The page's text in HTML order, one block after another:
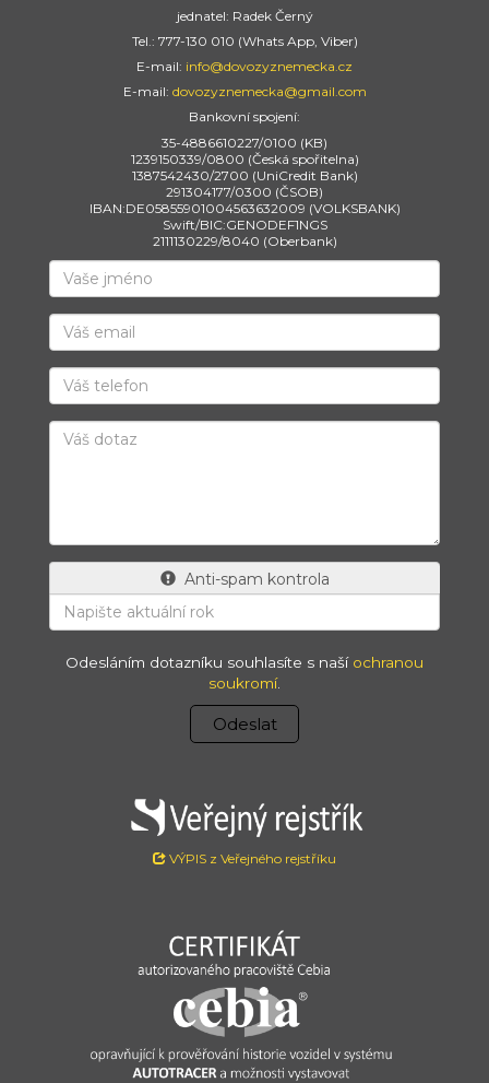
jednatel: Radek Černý
Tel.: 777-130 010 (Whats App, Viber)
E-mail: info@dovozyznemecka.cz
E-mail: dovozyznemecka@gmail.com
Bankovní spojení:
35-4886610227/0100 (KB)
1239150339/0800 (Česká spořitelna)
1387542430/2700 (UniCredit Bank)
291304177/0300 (ČSOB)
IBAN:DE05855901004563632009 (VOLKSBANK)
Swift/BIC:GENODEF1NGS
2111130229/8040 (Oberbank)
Anti-spam kontrola
Odesláním dotazníku souhlasíte s naší ochranou
soukromí.
Odeslat
VÝPIS z Veřejného rejstříku